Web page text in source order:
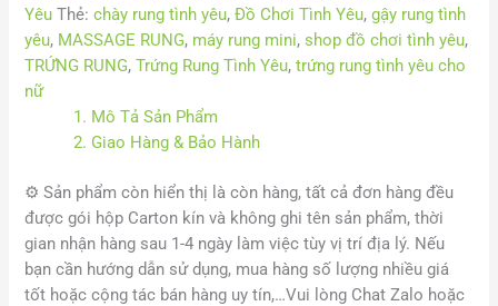
Yêu Thẻ:chày rung tình yêu,Đồ Chơi Tình Yêu,gậy rung tình
yêu, MASSAGE RUNG, máy rung mini,shop đồ chơi tình yêu,
TRỨNG RUNG,Trứng Rung Tình Yêu,trứng rung tình yêu cho
nữ
1. Mô Tả Sản Phẩm
2. Giao Hàng & Bảo Hành
⚙️Sản phẩm còn hiển thị là còn hàng, tất cả đơn hàng đều
được gói hộp Carton kín và không ghi tên sản phẩm, thời
gian nhận hàng sau 1-4 ngày làm việc tùy vị trí địa lý. Nếu
bạn cần hướng dẫn sử dụng, mua hàng số lượng nhiều giá
tốt hoặc cộng tác bán hàng uy tín,…Vui lòng Chat Zalo hoặc